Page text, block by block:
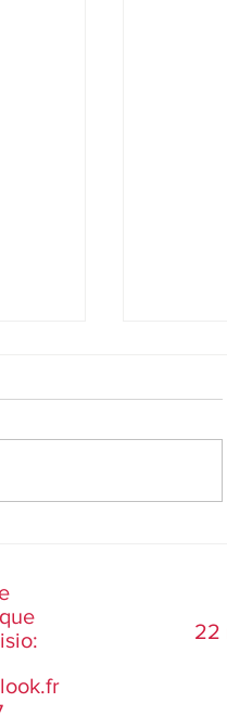
dans
22